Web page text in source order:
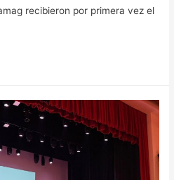
recibieron por primera vez el